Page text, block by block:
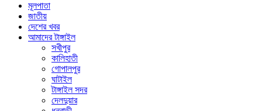
মূলপাতা
জাতীয়
দেশের খবর
আমাদের টাঙ্গাইল
সখীপুর
কালিহাতী
গোপালপুর
ঘাটাইল
টাঙ্গাইল সদর
দেলদুয়ার